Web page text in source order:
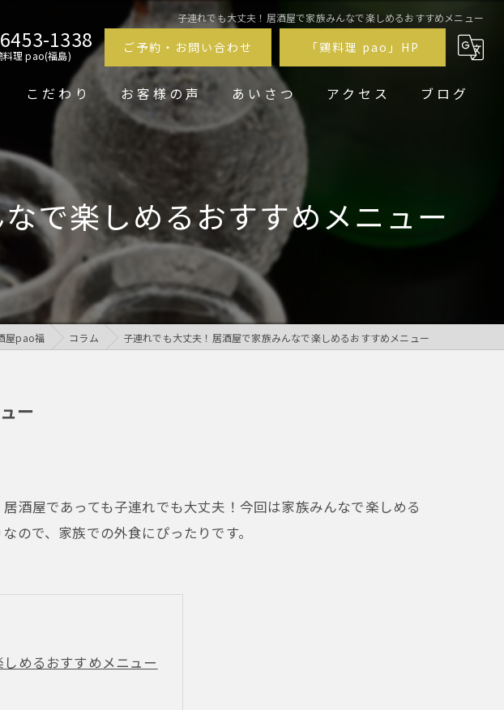
子連れでも大丈夫！居酒屋で家族みんなで楽しめるおすすめメニュー
1338
料理 pao(福島)
ご予約・お問い合わせ 「鶏料理 pao」HP
こだわり お客様の声 あいさつ アクセス ブログ
で楽しめるおすすめメニュー
屋pao福 コラム 子連れでも大丈夫！居酒屋で家族みんなで楽しめるおすすめメニュー
ー
酒屋であっても子連れでも大丈夫！今回は家族みんなで楽しめる
ので、家族での外食にぴったりです。
めるおすすめメニュー